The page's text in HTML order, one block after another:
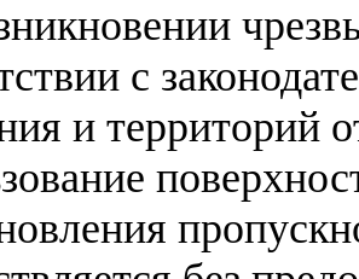
с
и территорий